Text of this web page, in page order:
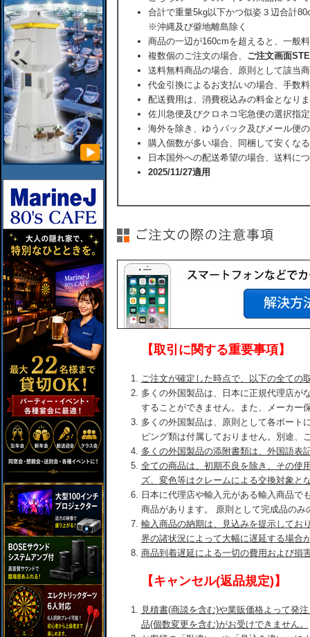
合計で重量5kg以下かつ似姿３辺合計
※沖縄及び僻地離島除く
商品の一辺が160cmを超えると、一般
複数個のご注文の場合、 ご注文画面
送料無料商品の場合、原則として該当
代金引換によるお支払いの場合、手数
配送費用は、消費税込みの料金となり
佐川急便及びクロネコ宅急便の選択指
海外を除き、ゆうパック及びメール便
購入個数が多い場合、同梱して安くな
日本国外への配送希望の場合、送料に
2025/11/27適用
【取引に関する重要事項】
ご注文が確定した時点で、以下の全ての
多くの外国製品は、日本に正規代理店が
することができません。また、メーカー
多くの外国製品は、原則として各ボート
ピング類は付属しておりません。別途、
多くの外国製品の添附書類は、外国語表
全ての商品は、初期不良を除き、その使
ズ、変色等はクレームによる交換対象と
日本に代理店や輸入元がある輸入商品で
商品があります。 原則として完成品のみ
輸入商品の納期は、見込みを提示してお
界の諸状況によって大幅に遅延する場合
商品到着遅延による一切の費用および損
【キャンセル(返品規定)】
見積書(商談を含む)や業販価格よって発
品(個数変更を含む)がお受けできません。